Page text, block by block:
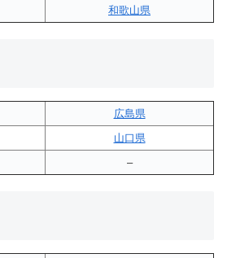
和歌山県
広島県
山口県
–